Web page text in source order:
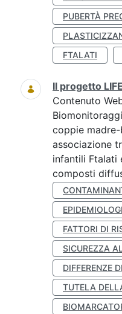
PUBERTÀ
FTALATI
Il progetto
Contenuto
coppie
associazione
infantili Ftalati
composti
FATTORI DI
SICUREZZA
DIFFERENZE
TUTELA